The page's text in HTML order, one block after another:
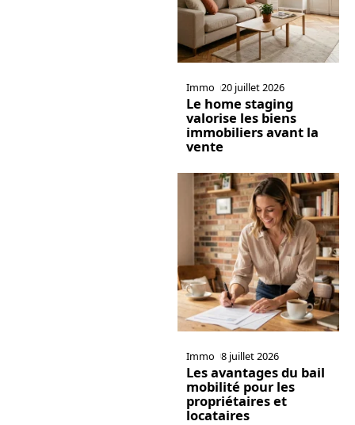
Immo 20 juillet 2026
Le home staging
valorise les biens
immobiliers avant la
vente
Immo 8 juillet 2026
Les avantages du bail
mobilité pour les
propriétaires et
locataires